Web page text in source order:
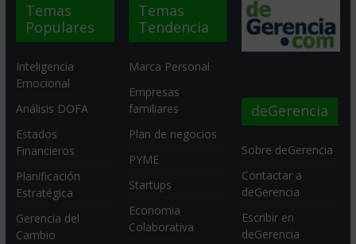
Temas
Populares
Inteligencia
Emocional
Análisis DOFA
Estados
Financieros
Planificación
Estratégica
Gerencia del
Cambio
Temas
Tendencia
Marca Personal
Empresas
familiares
Plan de negocios
PYME
Startups
Economia
Colaborativa
deGerencia
Sobre deGerencia
Contactar a
deGerencia
Escribir en
deGerencia